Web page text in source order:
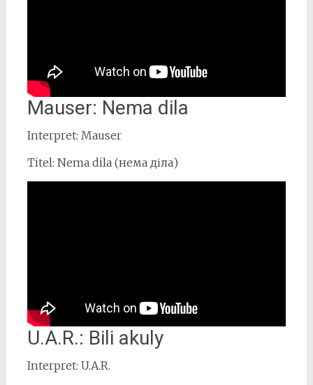
Mauser: Nema dila
Interpret: Mauser
Titel: Nema dila (нема діла)
U.A.R.: Bili akuly
Interpret: U.A.R.